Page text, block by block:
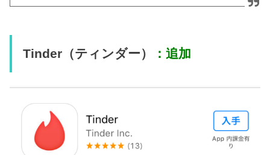
Tinder（ティンダー） ：追加